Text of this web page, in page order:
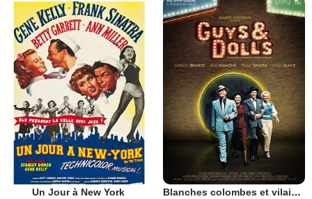
Un Jour à New York Blanches colombes et vilains messieurs